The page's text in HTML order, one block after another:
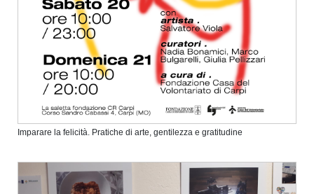
Imparare la felicità. Pratiche di arte, gentilezza e gratitudine